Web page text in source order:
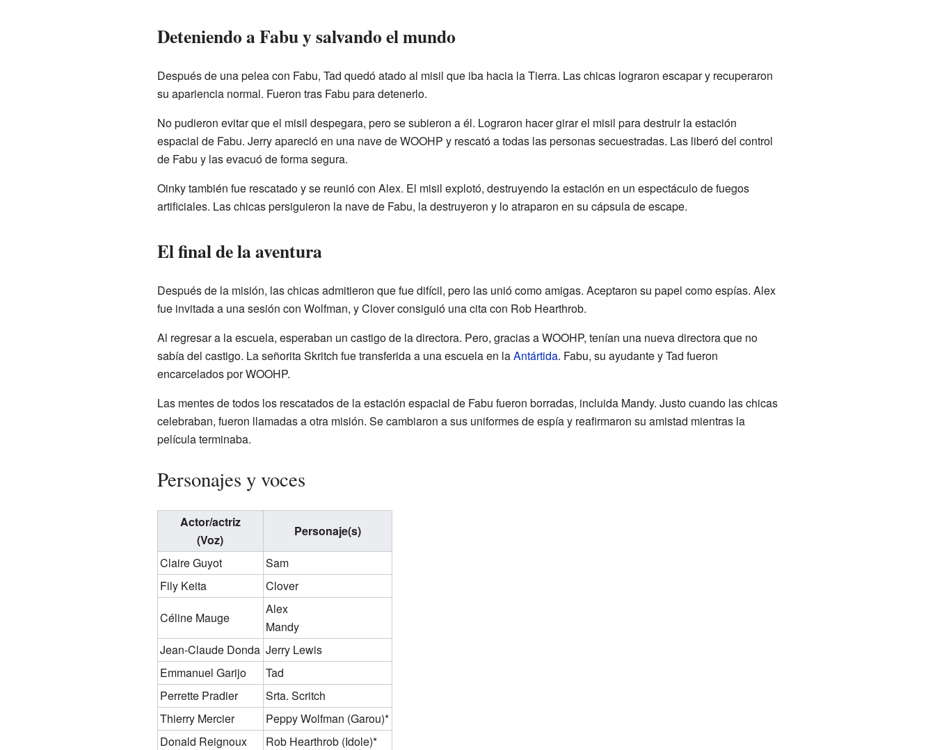
Deteniendo a Fabu y salvando el mundo
Después de una pelea con Fabu, Tad quedó atado al misil que iba hacia la Tierra. Las chicas lograron escapar y recuperaron
su apariencia normal. Fueron tras Fabu para detenerlo.
No pudieron evitar que el misil despegara, pero se subieron a él. Lograron hacer girar el misil para destruir la estación
espacial de Fabu. Jerry apareció en una nave de WOOHP y rescató a todas las personas secuestradas. Las liberó del control
de Fabu y las evacuó de forma segura.
Oinky también fue rescatado y se reunió con Alex. El misil explotó, destruyendo la estación en un espectáculo de fuegos
artificiales. Las chicas persiguieron la nave de Fabu, la destruyeron y lo atraparon en su cápsula de escape.
El final de la aventura
Después de la misión, las chicas admitieron que fue difícil, pero las unió como amigas. Aceptaron su papel como espías. Alex
fue invitada a una sesión con Wolfman, y Clover consiguió una cita con Rob Hearthrob.
Al regresar a la escuela, esperaban un castigo de la directora. Pero, gracias a WOOHP, tenían una nueva directora que no
sabía del castigo. La señorita Skritch fue transferida a una escuela en laAntártida. Fabu, su ayudante y Tad fueron
encarcelados por WOOHP.
Las mentes de todos los rescatados de la estación espacial de Fabu fueron borradas, incluida Mandy. Justo cuando las chicas
celebraban, fueron llamadas a otra misión. Se cambiaron a sus uniformes de espía y reafirmaron su amistad mientras la
película terminaba.
Personajes y voces
Actor/actriz
(Voz)
Personaje(s)
Claire Guyot
Sam
Fily Keita
Clover
Céline Mauge
Alex
Mandy
Jean-Claude Donda Jerry Lewis
Emmanuel Garijo
Tad
Perrette Pradier
Srta. Scritch
Thierry Mercier
Peppy Wolfman (Garou)*
Donald Reignoux
Rob Hearthrob (Idole)*